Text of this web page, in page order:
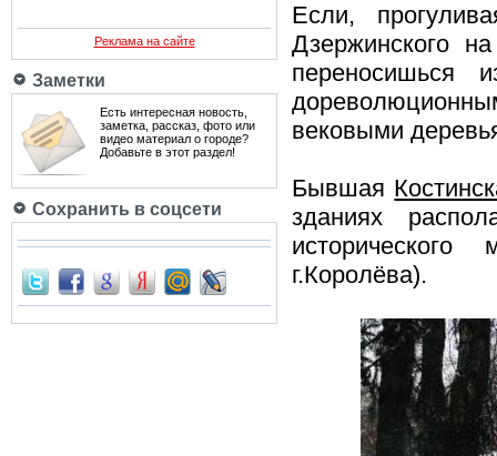
Реклама на сайте
Заметки
Есть интересная новость,
заметка, рассказ, фото или
видео материал о городе?
Добавьте в этот раздел!
Сохранить в соцсети
Если,
Дзержинского
переносишься
вековыми
Бывшая
зданиях
г.Королёва).